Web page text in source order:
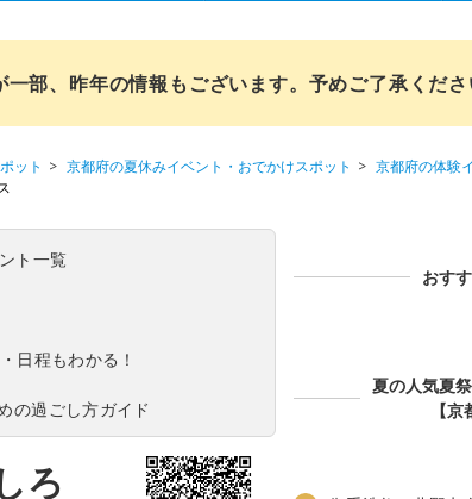
部、昨年の情報もございます。予めご了承くださ
ット 京都府の夏休みイベント・おでかけスポット
京都府の体験
ト一覧
日程もわかる！
の過ごし方ガイド
ろ
おす
夏の人気夏
【京